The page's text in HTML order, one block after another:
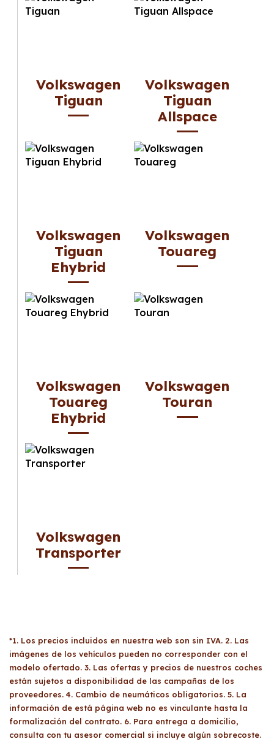
Volkswagen
Tiguan
Volkswagen
Tiguan
Allspace
Volkswagen
Tiguan
Ehybrid
Volkswagen
Touareg
Volkswagen
Touareg
Ehybrid
Volkswagen
Touran
Volkswagen
Transporter
*1. Los precios incluidos en nuestra web son sin IVA. 2. Las
imágenes de los vehículos pueden no corresponder con el
modelo ofertado. 3. Las ofertas y precios de nuestros coches
están sujetos a disponibilidad de las campañas de los
proveedores. 4. Cambio de neumáticos obligatorios. 5. La
información de está página web no es vinculante hasta la
formalización del contrato. 6. Para entrega a domicilio,
consulta con tu asesor comercial si incluye algún sobrecoste.